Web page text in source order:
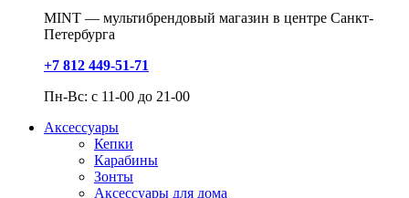
MINT — мультибрендовый магазин в центре Санкт-
Петербурга
+7 812 449-51-71
Пн-Вс: с 11-00 до 21-00
Аксессуары
Кепки
Карабины
Зонты
Аксессуары для дома